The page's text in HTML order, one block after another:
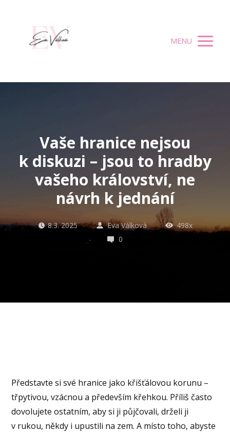
MENU
Vaše hranice nejsou
k diskuzi – jsou to hradby
vašeho království, ne
návrh k jednání
8.3. 2025 Eva Válková
498x
0
Představte si své hranice jako křišťálovou korunu –
třpytivou, vzácnou a především křehkou. Příliš často
dovolujete ostatním, aby si ji půjčovali, drželi ji
v rukou, někdy i upustili na zem. A místo toho, abyste